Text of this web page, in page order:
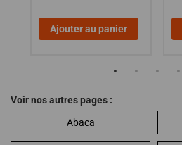
Ajouter au panier
Voir nos autres pages :
Abaca